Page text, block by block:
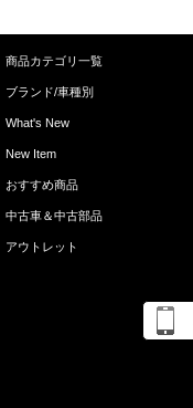
商品カテゴリ一覧
ブランド/車種別
What's New
New Item
おすすめ商品
中古車＆中古部品
アウトレット